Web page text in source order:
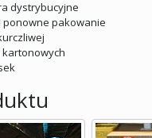
dystrybucyjne
pakowanie